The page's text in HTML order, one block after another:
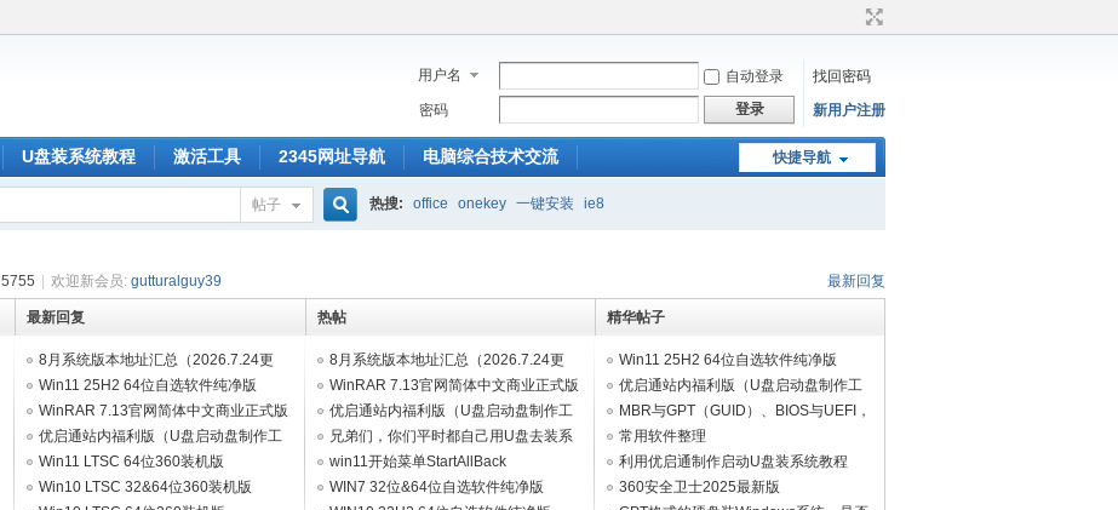
用户名 自动登录
找回密码
密码
登录 新用户注册
快捷导航
U盘装系统教程 激活工具 2345网址导航 电脑综合技术交流
帖子 热搜: office onekey 一键安装 ie8
5755 欢迎新会员: gutturalguy39 最新回复
最新回复
8月系统版本地址汇总（2026.7.24更
新）
Win11 25H2 64位自选软件纯净版
V2026.07
WinRAR 7.13官网简体中文商业正式版
+key!!!
优启通站内福利版（U盘启动盘制作工
具）如需联网进10版pe
Win11 LTSC 64位360装机版
V2026.04（集成WpsOffice2023）
Win10 LTSC 32&64位360装机版
热帖
8月系统版本地址汇总（2026.7.24更
新）
WinRAR 7.13官网简体中文商业正式版
+key!!!
优启通站内福利版（U盘启动盘制作工
具）如需联网进10版pe
兄弟们，你们平时都自己用U盘去装系
统吗？
win11开始菜单StartAllBack
WIN7 32位&64位自选软件纯净版
精华帖子
Win11 25H2 64位自选软件纯净版
V2026.07
优启通站内福利版（U盘启动盘制作工
具）如需联网进10版pe
MBR与GPT（GUID）、BIOS与UEFI，
分区格式与引导方式特性简介。
常用软件整理
2025(office/wpsoffice/ps/rar等)
利用优启通制作启动U盘装系统教程
360安全卫士2025最新版